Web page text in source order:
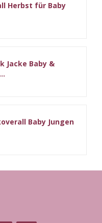
Herbst für Baby
Jacke Baby &
Baby Jungen